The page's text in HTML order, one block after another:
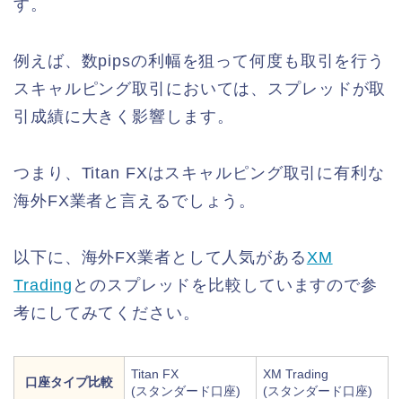
す。
例えば、数pipsの利幅を狙って何度も取引を行う
スキャルピング取引においては、スプレッドが取
引成績に大きく影響します。
つまり、Titan FXはスキャルピング取引に有利な
海外FX業者と言えるでしょう。
以下に、海外FX業者として人気がある XM
Trading とのスプレッドを比較していますので参
考にしてみてください。
口座タイプ比較
Titan FX
(スタンダード口座)
XM Trading
(スタンダード口座)